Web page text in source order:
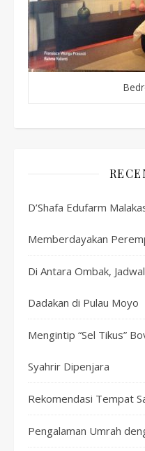
D’Shafa Edufarm
Memberdayakan
Di Antara Ombak,
Dadakan di Pulau Moyo
Mengintip “Sel Tikus”
Syahrir Dipenjara
Rekomendasi Tempat
Pengalaman Umrah